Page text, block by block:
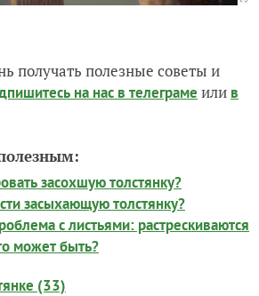
получать полезные советы и
на нас в телеграме или в
засохшую толстянку?
засыхающую толстянку?
с листьями: растрескиваются
может быть?
(33)